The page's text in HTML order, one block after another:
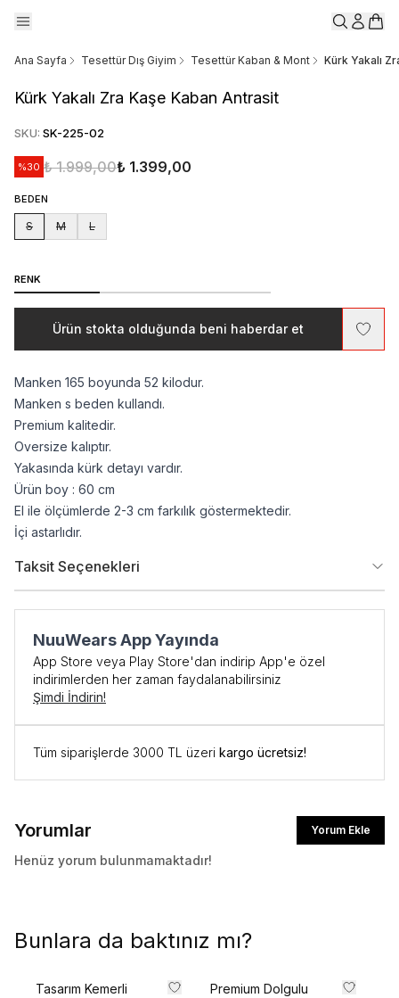
Ana Sayfa Tesettür Dış Giyim Tesettür Kaban & Mont Kürk Yakalı
Kürk Yakalı Zra Kaşe Kaban Antrasit
SKU: SK-225-02
%30 ₺ 1.999,00₺ 1.399,00
BEDEN
S M L
RENK
Ürün stokta olduğunda beni haberdar et
Manken 165 boyunda 52 kilodur.
Manken s beden kullandı.
Premium kalitedir.
Oversize kalıptır.
Yakasında kürk detayı vardır.
Ürün boy : 60 cm
El ile ölçümlerde 2-3 cm farkılık göstermektedir.
İçi astarlıdır.
Taksit Seçenekleri
NuuWears App Yayında
App Store veya Play Store'dan indirip App'e özel
indirimlerden her zaman faydalanabilirsiniz
Şimdi İndirin!
Tüm siparişlerde 3000 TL üzeri kargo ücretsiz!
Yorumlar Yorum Ekle
Henüz yorum bulunmamaktadır!
Bunlara da baktınız mı?
Tasarım Kemerli
Premium Dolgulu